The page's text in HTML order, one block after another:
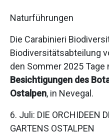
Naturführungen
Die Carabinieri
Biodiversitätsabteilung
den Sommer 2025 Tage
Besichtigungen des
Ostalpen, in Nevegal.
6. Juli: DIE ORCHIDEEN
GARTENS OSTALPEN